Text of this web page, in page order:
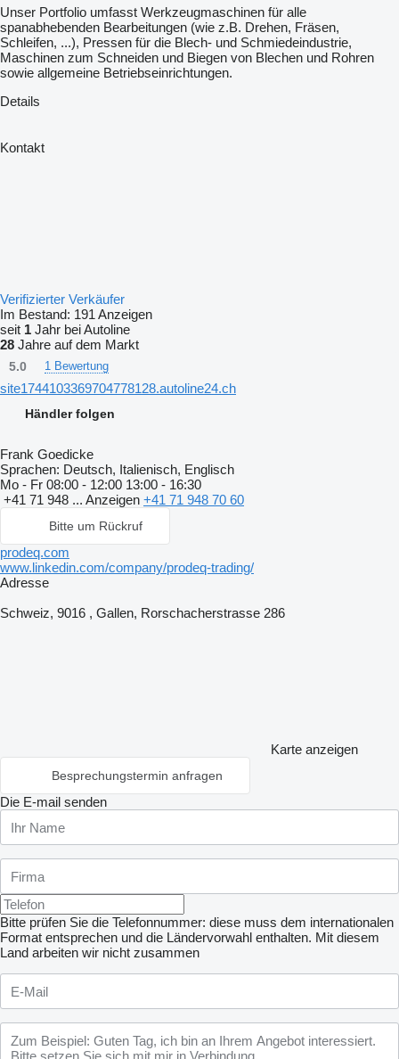
Unser Portfolio umfasst Werkzeugmaschinen für alle
spanabhebenden Bearbeitungen (wie z.B. Drehen, Fräsen,
Schleifen, ...), Pressen für die Blech- und Schmiedeindustrie,
Maschinen zum Schneiden und Biegen von Blechen und Rohren
sowie allgemeine Betriebseinrichtungen.
Details
Kontakt
Verifizierter Verkäufer
Im Bestand: 191 Anzeigen
seit 1 Jahr bei Autoline
28 Jahre auf dem Markt
5.0 1 Bewertung
site1744103369704778128.autoline24.ch
Händler folgen
Frank Goedicke
Sprachen: Deutsch, Italienisch, Englisch
Mo - Fr 08:00 - 12:00 13:00 - 16:30
+41 71 948 ... Anzeigen +41 71 948 70 60
Bitte um Rückruf
prodeq.com
www.linkedin.com/company/prodeq-trading/
Adresse
Schweiz, 9016 , Gallen, Rorschacherstrasse 286
Karte anzeigen
Besprechungstermin anfragen
Die E-mail senden
Bitte prüfen Sie die Telefonnummer: diese muss dem internationalen
Format entsprechen und die Ländervorwahl enthalten. Mit diesem
Land arbeiten wir nicht zusammen